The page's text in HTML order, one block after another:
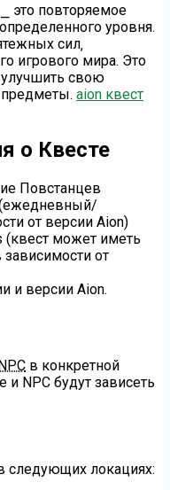
это повторяемое
уровня.
сил‚
игрового мира. Это
улучшить свою
aion квест
о Квесте
Повстанцев
от версии Aion)
(квест может иметь
зависимости от
и версии Aion.
NPC в конкретной
NPC будут зависеть
следующих локациях: